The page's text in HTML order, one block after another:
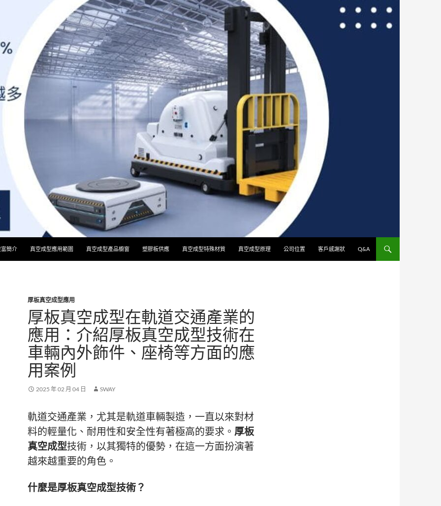
專業真空成型板材與ABS、PC真空成型
富簡介 真空成型應用範圍 真空成型產品櫥窗 塑膠板供應 真空成型特殊材質 真空成型原理 公司位置 客戶感謝狀 Q&A
厚板真空成型應用
厚板真空成型在軌道交通產業的
應用：介紹厚板真空成型技術在
車輛內外飾件、座椅等方面的應
用案例
2025 年 02 月 04 日 SWAY
軌道交通產業，尤其是軌道車輛製造，一直以來對材
料的輕量化、耐用性和安全性有著極高的要求。 厚板
真空成型技術，以其獨特的優勢，在這一方面扮演著
越來越重要的角色。
什麼是厚板真空成型技術？